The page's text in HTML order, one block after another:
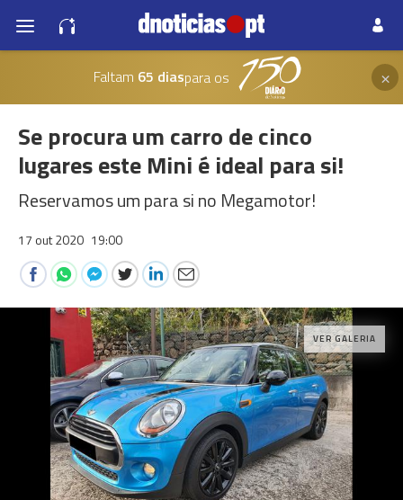
Faltam 65 diaspara os ×
Se procura um carro de cinco
lugares este Mini é ideal para si!
Reservamos um para si no Megamotor!
17 out 2020 19:00
VER GALERIA